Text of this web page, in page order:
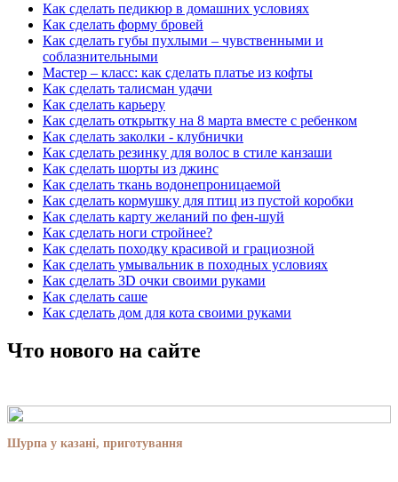
Как сделать педикюр в домашних условиях
Как сделать форму бровей
Как сделать губы пухлыми – чувственными и
соблазнительными
Мастер – класс: как сделать платье из кофты
Как сделать талисман удачи
Как сделать карьеру
Как сделать открытку на 8 марта вместе с ребенком
Как сделать заколки - клубнички
Как сделать резинку для волос в стиле канзаши
Как сделать шорты из джинс
Как сделать ткань водонепроницаемой
Как сделать кормушку для птиц из пустой коробки
Как сделать карту желаний по фен-шуй
Как сделать ноги стройнее?
Как сделать походку красивой и грациозной
Как сделать умывальник в походных условиях
Как сделать 3D очки своими руками
Как сделать саше
Как сделать дом для кота своими руками
Что нового на сайте
Шурпа у казані, приготування